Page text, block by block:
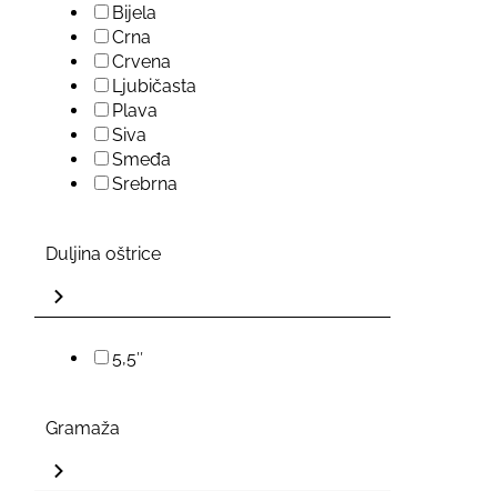
Bijela
Crna
Crvena
Ljubičasta
Plava
Siva
Smeđa
Srebrna
Duljina oštrice
5,5″
Gramaža